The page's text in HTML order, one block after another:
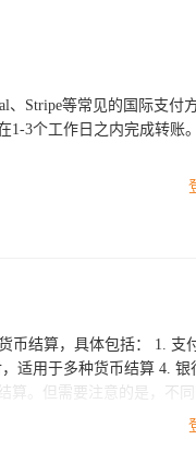
、Stripe等常见的国际支
1-3个工作日之内完成转账
币结算 2. PayPal，适用于多种货币结算，例如美
结算 4. 银行转账，适用于人民币结算
算。但需要注意的是，不